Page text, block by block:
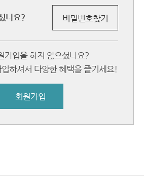
나요? 비밀번호찾기
가입을 하지 않으셨나요?
하셔서 다양한 혜택을 즐기세요!
회원가입